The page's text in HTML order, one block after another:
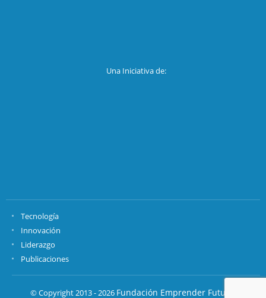
Una Iniciativa de:
Tecnología
Innovación
Liderazgo
Publicaciones
© Copyright 2013 - 2026 Fundación Emprender Futuro.